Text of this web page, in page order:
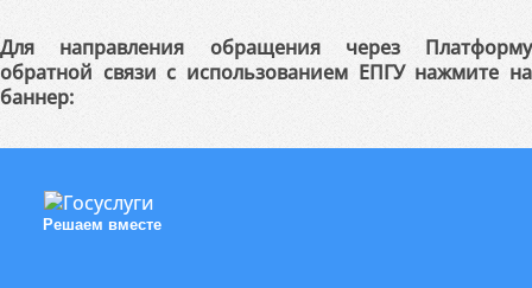
Для направления обращения через Платформу
обратной связи с использованием ЕПГУ нажмите на
баннер:
Решаем вместе